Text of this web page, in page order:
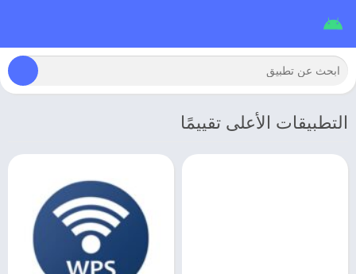
التطبيقات الأعلى تقييمًا